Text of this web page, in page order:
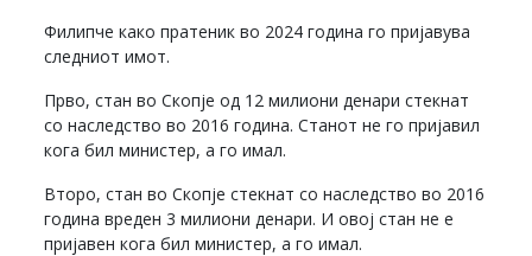
Филипче како пратеник во 2024 година го пријавува
следниот имот.
Прво, стан во Скопје од 12 милиони денари стекнат
со наследство во 2016 година. Станот не го пријавил
кога бил министер, а го имал.
Второ, стан во Скопје стекнат со наследство во 2016
година вреден 3 милиони денари. И овој стан не е
пријавен кога бил министер, а го имал.